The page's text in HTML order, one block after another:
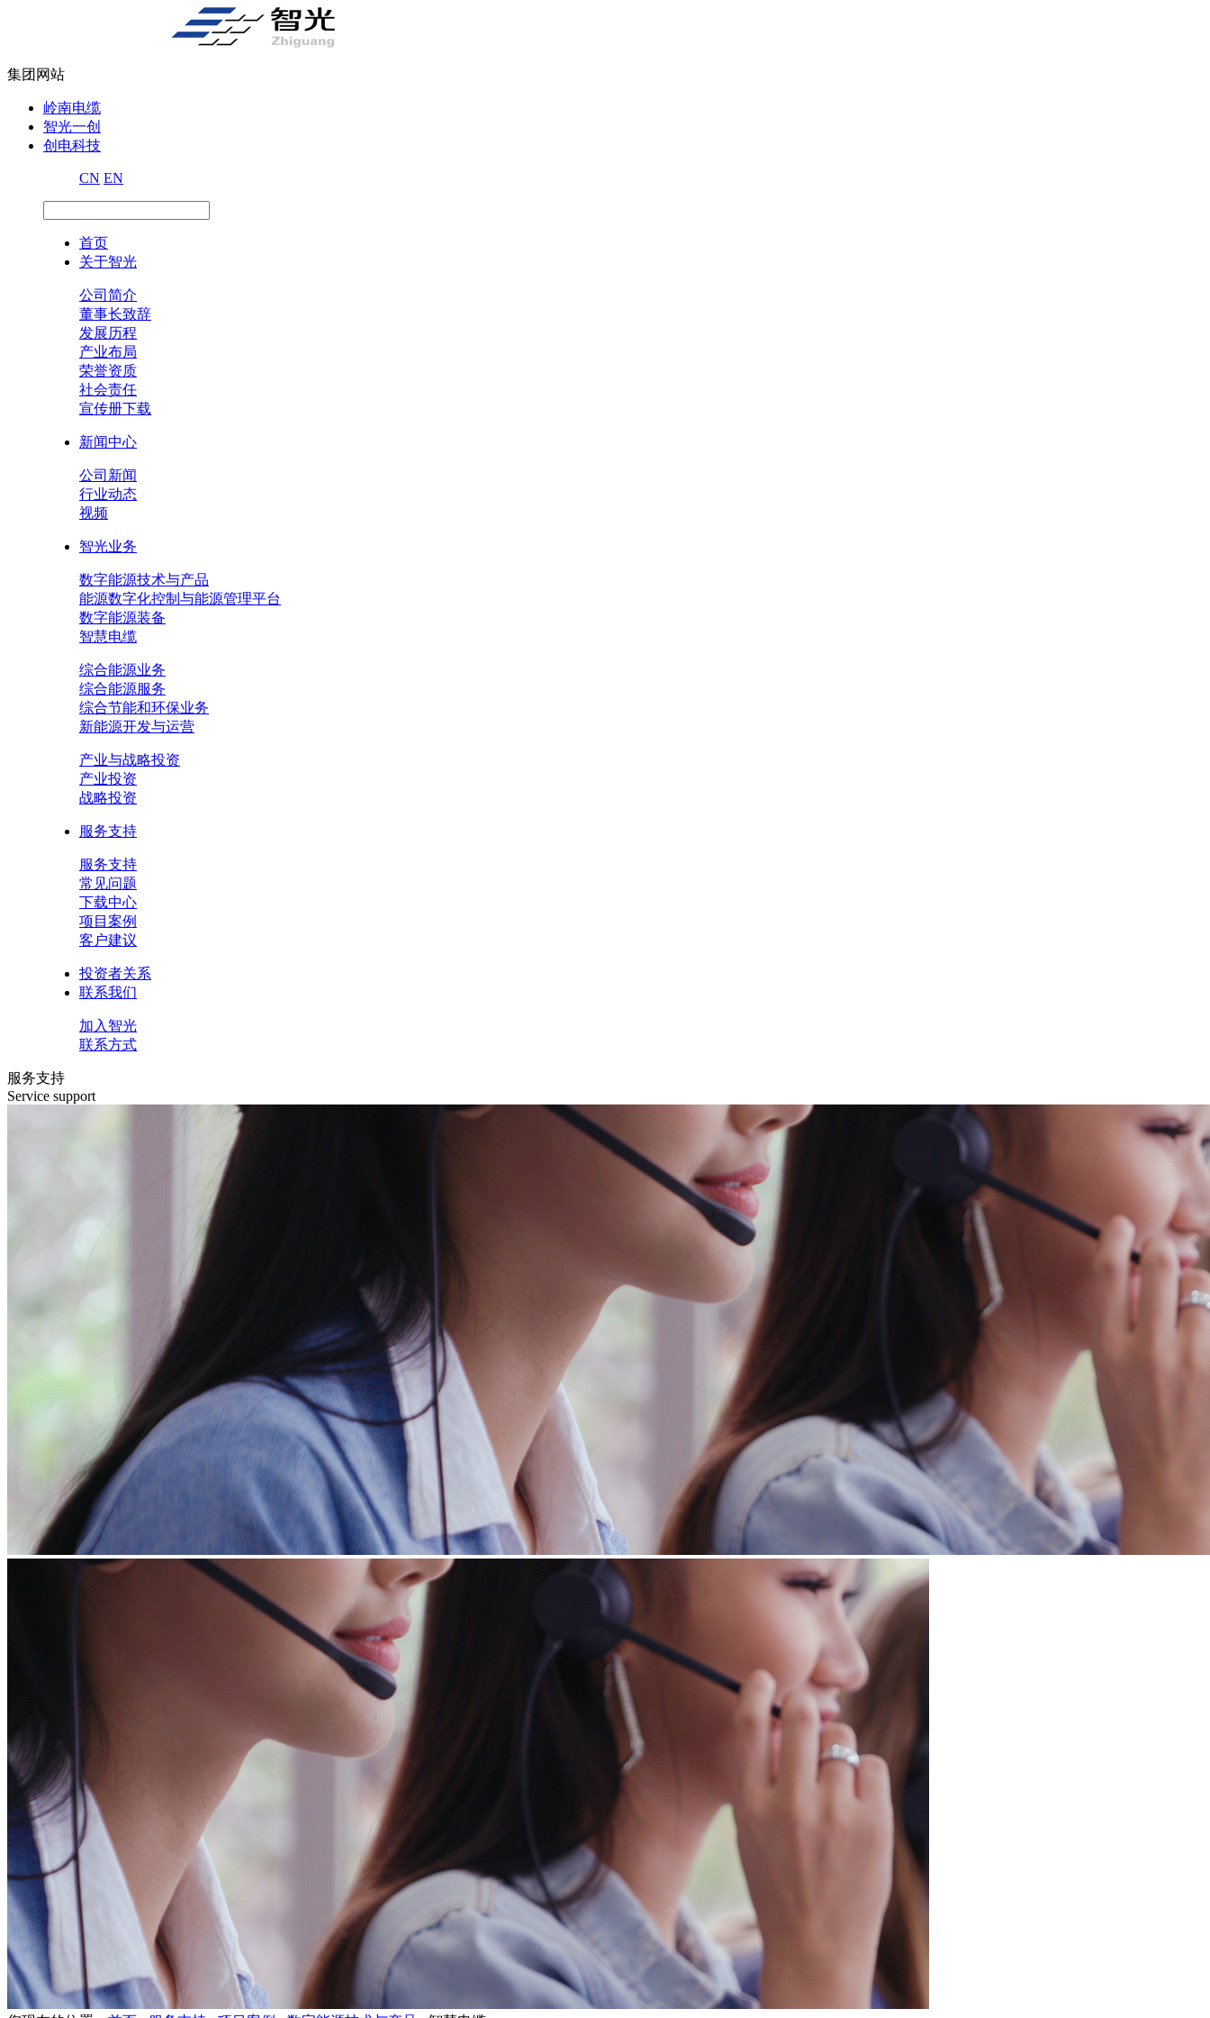
集团网站
岭南电缆
智光一创
创电科技
CN EN
首页
关于智光
公司简介
董事长致辞
发展历程
产业布局
荣誉资质
社会责任
宣传册下载
新闻中心
公司新闻
行业动态
视频
智光业务
数字能源技术与产品
能源数字化控制与能源管理平台
数字能源装备
智慧电缆
综合能源业务
综合能源服务
综合节能和环保业务
新能源开发与运营
产业与战略投资
产业投资
战略投资
服务支持
服务支持
常见问题
下载中心
项目案例
客户建议
投资者关系
联系我们
加入智光
联系方式
服务支持
Service support